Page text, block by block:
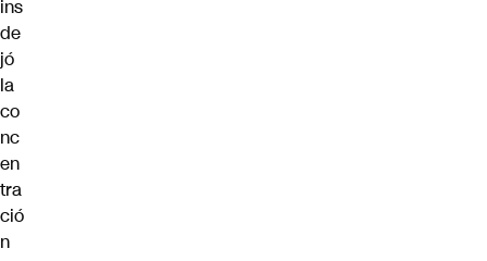
ins
de
jó
la
co
nc
en
tra
ció
n